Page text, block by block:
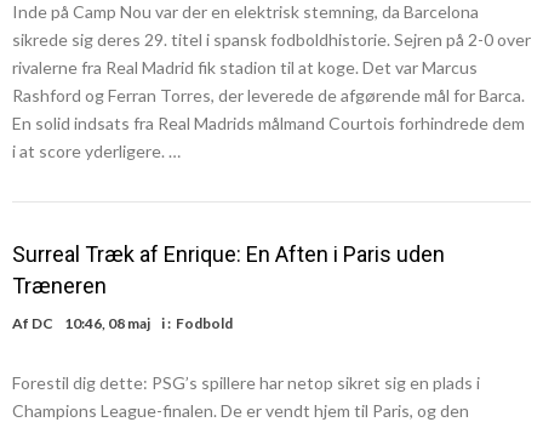
Inde på Camp Nou var der en elektrisk stemning, da Barcelona
sikrede sig deres 29. titel i spansk fodboldhistorie. Sejren på 2-0 over
rivalerne fra Real Madrid fik stadion til at koge. Det var Marcus
Rashford og Ferran Torres, der leverede de afgørende mål for Barca.
En solid indsats fra Real Madrids målmand Courtois forhindrede dem
i at score yderligere. …
Surreal Træk af Enrique: En Aften i Paris uden
Træneren
Af DC 10:46, 08 maj i : Fodbold
Forestil dig dette: PSG’s spillere har netop sikret sig en plads i
Champions League-finalen. De er vendt hjem til Paris, og den